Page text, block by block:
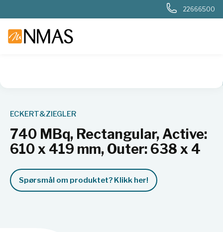
22666500
Nukleær, strålevern, beredskap,
ECKERT&ZIEGLER
740 MBq, Rectangular, Active:
610 x 419 mm, Outer: 638 x 4
Spørsmål om produktet? Klikk her!